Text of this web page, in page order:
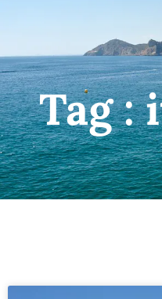
Tag :